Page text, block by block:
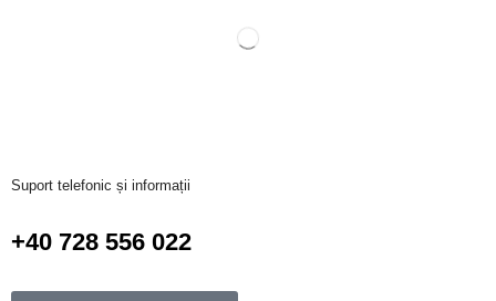
Suport telefonic și informații
+40 728 556 022